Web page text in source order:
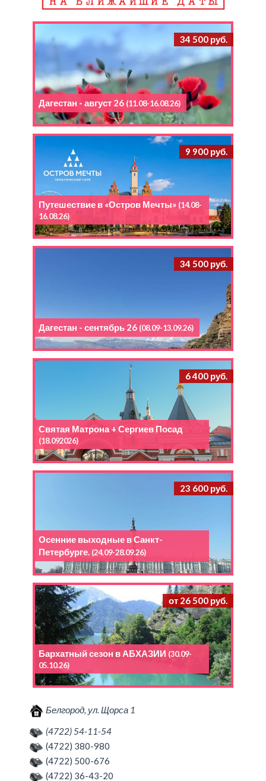
34 500 руб.
Дагестан - август 26 (11.08-16.08.26)
9 900 руб.
Путешествие в «Остров Мечты» (14.08-
16.08.26)
34 500 руб.
Дагестан - сентябрь 26 (08.09-13.09.26)
6 400 руб.
Святая Матрона + Сергиев Посад
(18.092026)
23 600 руб.
Осенние выходные в Санкт-
Петербурге. (24.09-28.09.26)
от 26 500 руб.
Бархатный сезон в АБХАЗИИ (30.09-
05.10.26)
Белгород, ул. Щорса 1
(4722) 54-11-54
(4722) 380-980
(4722) 500-676
(4722) 36-43-20